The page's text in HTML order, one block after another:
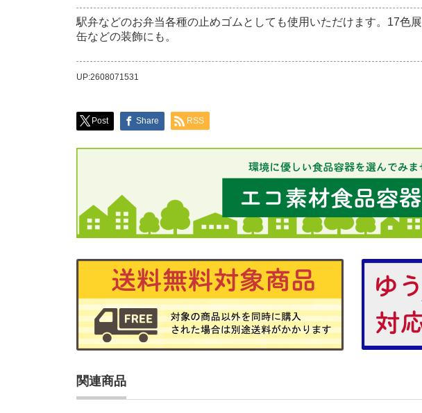
駅弁などのお弁当各種の止めゴムとしても使用いただけます。17色
缶などの装飾にも。
UP:2608071531
Post Share RSS
関連商品